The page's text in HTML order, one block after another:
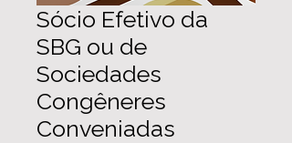
Sócio Efetivo da
SBG ou de
Sociedades
Congêneres
Conveniadas